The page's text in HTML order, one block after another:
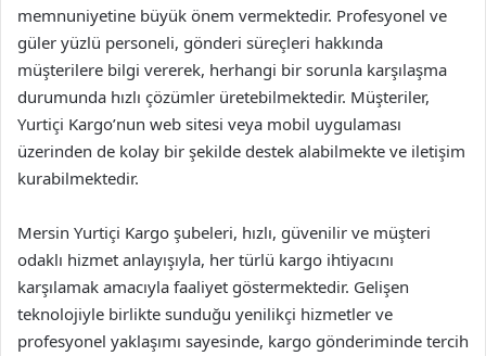
memnuniyetine büyük önem vermektedir. Profesyonel ve
güler yüzlü personeli, gönderi süreçleri hakkında
müşterilere bilgi vererek, herhangi bir sorunla karşılaşma
durumunda hızlı çözümler üretebilmektedir. Müşteriler,
Yurtiçi Kargo’nun web sitesi veya mobil uygulaması
üzerinden de kolay bir şekilde destek alabilmekte ve iletişim
kurabilmektedir.
Mersin Yurtiçi Kargo şubeleri, hızlı, güvenilir ve müşteri
odaklı hizmet anlayışıyla, her türlü kargo ihtiyacını
karşılamak amacıyla faaliyet göstermektedir. Gelişen
teknolojiyle birlikte sunduğu yenilikçi hizmetler ve
profesyonel yaklaşımı sayesinde, kargo gönderiminde tercih